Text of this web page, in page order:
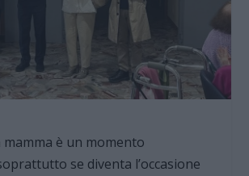
mamma è un momento
se diventa l’occasione